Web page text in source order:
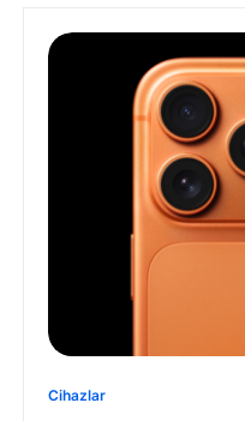
Cihazlar